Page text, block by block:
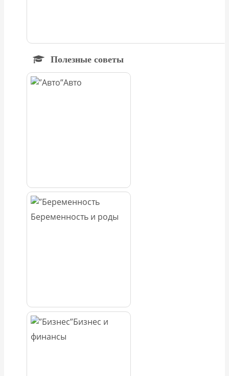
Полезные советы
Авто
Беременность и роды
Бизнес и
финансы